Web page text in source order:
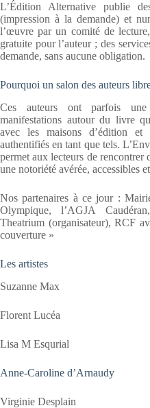
L’Édition Alternative publie
(impression à la demande) et
l’œuvre par un comité de
gratuite pour l’auteur ; des
demande, sans aucune obligation.
Pourquoi un salon des auteurs
Ces auteurs ont parfois
manifestations autour du livre
avec les maisons d’édition
authentifiés en tant que tels.
permet aux lecteurs de rencontrer
une notoriété avérée, accessibles
Nos partenaires à ce jour :
Olympique, l’AGJA
Theatrium (organisateur), RCF
couverture »
Les artistes
Suzanne Max
Florent Lucéa
Lisa M Esqurial
Anne-Caroline d’Arnaudy
Virginie Desplain